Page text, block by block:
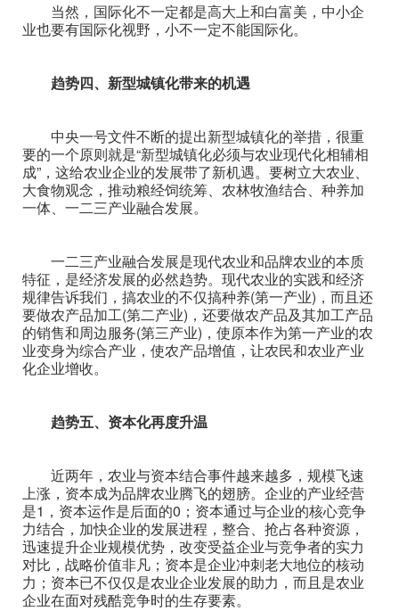
当然，国际化不一定都是高大上和白富美，中小企
业也要有国际化视野，小不一定不能国际化。
趋势四、新型城镇化带来的机遇
中央一号文件不断的提出新型城镇化的举措，很重
要的一个原则就是“新型城镇化必须与农业现代化相辅相
成”，这给农业企业的发展带了新机遇。要树立大农业、
大食物观念，推动粮经饲统筹、农林牧渔结合、种养加
一体、一二三产业融合发展。
一二三产业融合发展是现代农业和品牌农业的本质
特征，是经济发展的必然趋势。现代农业的实践和经济
规律告诉我们，搞农业的不仅搞种养(第一产业)，而且还
要做农产品加工(第二产业)，还要做农产品及其加工产品
的销售和周边服务(第三产业)，使原本作为第一产业的农
业变身为综合产业，使农产品增值，让农民和农业产业
化企业增收。
趋势五、资本化再度升温
近两年，农业与资本结合事件越来越多，规模飞速
上涨，资本成为品牌农业腾飞的翅膀。企业的产业经营
是1，资本运作是后面的0；资本通过与企业的核心竞争
力结合，加快企业的发展进程，整合、抢占各种资源，
迅速提升企业规模优势，改变受益企业与竞争者的实力
对比，战略价值非凡；资本是企业冲刺老大地位的核动
力；资本已不仅仅是农业企业发展的助力，而且是农业
企业在面对残酷竞争时的生存要素。